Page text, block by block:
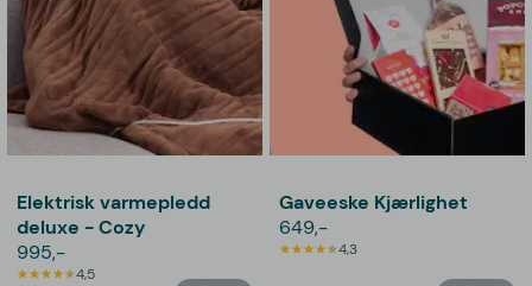
Elektrisk varmepledd
deluxe - Cozy
995,-
4,5
Gaveeske Kjærlighet
649,-
4,3